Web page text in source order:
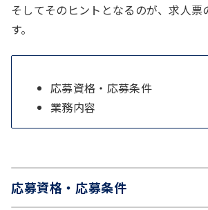
そしてそのヒントとなるのが、求人票
す。
応募資格・応募条件
業務内容
応募資格・応募条件